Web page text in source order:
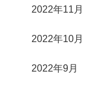
2022年11月
2022年10月
2022年9月